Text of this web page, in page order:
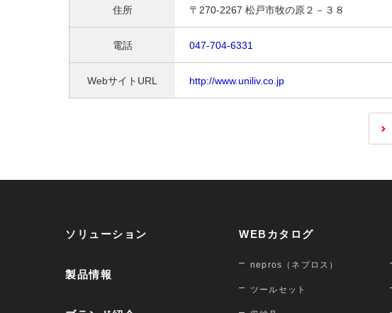
住所 〒270-2267 松戸市牧の原２－３８
電話 047-704-6331
WebサイトURL http://www.uniliv.co.jp
ソリューション
製品情報
WEBカタログ
nepros（ネプロス）
ツールセット